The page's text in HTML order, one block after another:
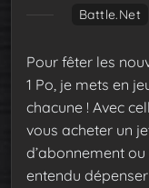
Battle.net
Pour fêter les
1 Po, je mets en
chacune ! Avec
vous acheter un
d’abonnement
entendu